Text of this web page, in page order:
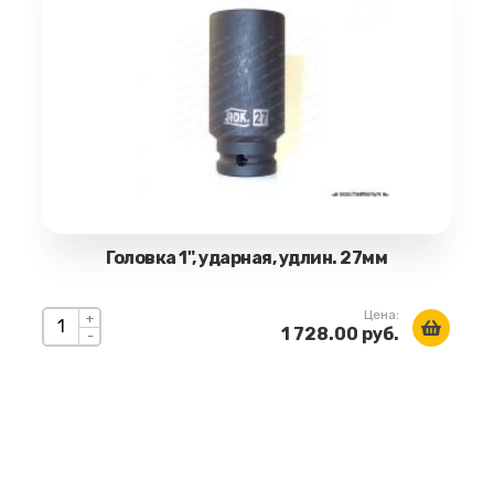
Головка 1", ударная, удлин. 27мм
+
-
Цена:
1 728.00 руб.